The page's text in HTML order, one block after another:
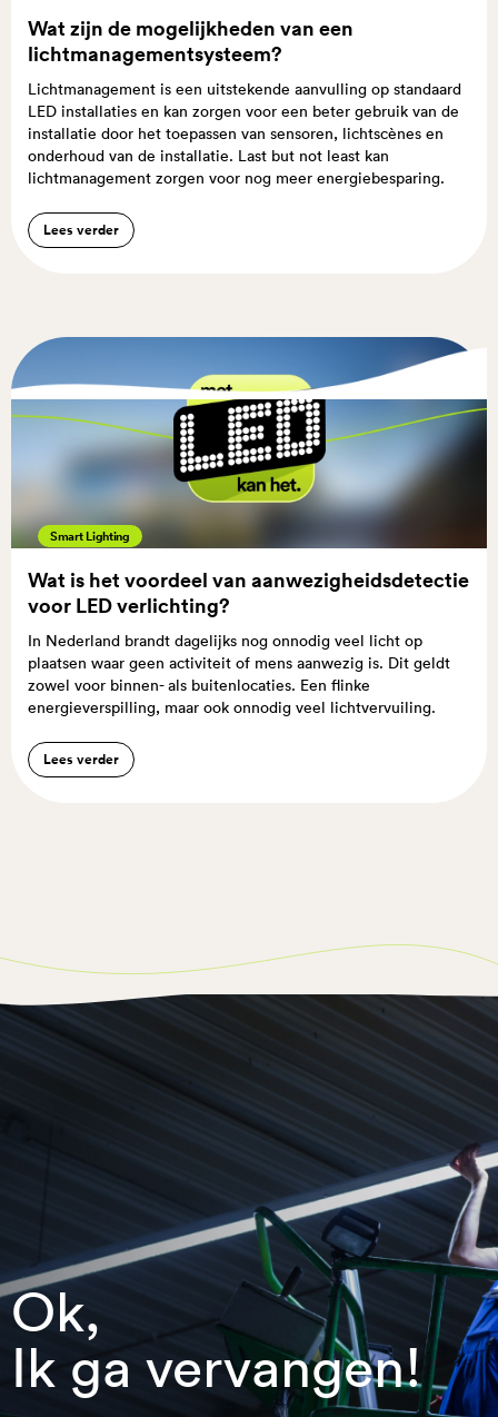
Wat zijn de mogelijkheden van een
lichtmanagementsysteem?
Lichtmanagement is een uitstekende aanvulling op standaard
LED installaties en kan zorgen voor een beter gebruik van de
installatie door het toepassen van sensoren, lichtscènes en
onderhoud van de installatie. Last but not least kan
lichtmanagement zorgen voor nog meer energiebesparing.
Lees verder
Smart Lighting
Wat is het voordeel van aanwezigheidsdetectie
voor LED verlichting?
In Nederland brandt dagelijks nog onnodig veel licht op
plaatsen waar geen activiteit of mens aanwezig is. Dit geldt
zowel voor binnen- als buitenlocaties. Een flinke
energieverspilling, maar ook onnodig veel lichtvervuiling.
Lees verder
Ok,
Ik ga vervangen!